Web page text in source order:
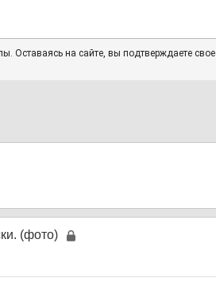
Оставаясь на сайте, вы подтверждаете свое
(фото)